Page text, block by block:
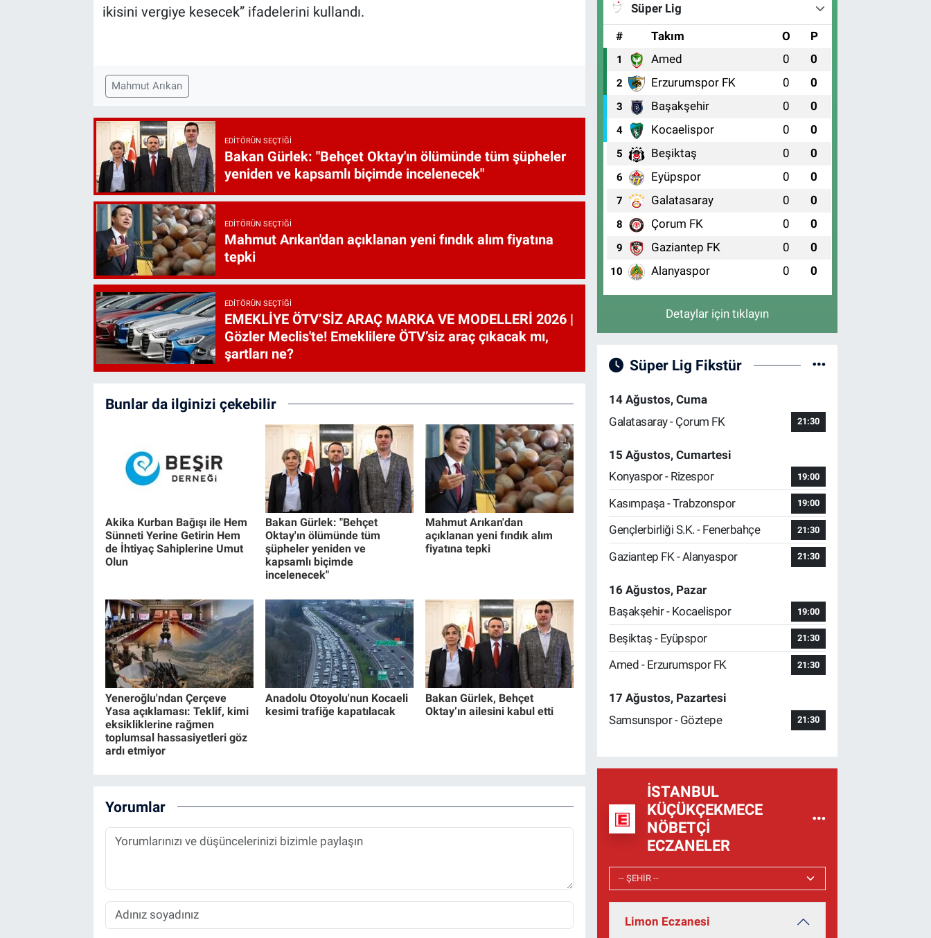
ikisini vergiye kesecek” ifadelerini kullandı.
Mahmut Arıkan
EDITÖRÜN SEÇTIĞI
Bakan Gürlek: "Behçet Oktay'ın ölümünde tüm şüpheler
yeniden ve kapsamlı biçimde incelenecek"
EDITÖRÜN SEÇTIĞI
Mahmut Arıkan'dan açıklanan yeni fındık alım fiyatına
tepki
EDITÖRÜN SEÇTIĞI
EMEKLİYE ÖTV’SİZ ARAÇ MARKA VE MODELLERİ 2026 |
Gözler Meclis'te! Emeklilere ÖTV’siz araç çıkacak mı,
şartları ne?
Bunlar da ilginizi çekebilir
Akika Kurban Bağışı ile Hem
Sünneti Yerine Getirin Hem
de İhtiyaç Sahiplerine Umut
Olun
Bakan Gürlek: "Behçet
Oktay'ın ölümünde tüm
şüpheler yeniden ve
kapsamlı biçimde
incelenecek"
Mahmut Arıkan'dan
açıklanan yeni fındık alım
fiyatına tepki
Yeneroğlu'ndan Çerçeve
Yasa açıklaması: Teklif, kimi
eksikliklerine rağmen
toplumsal hassasiyetleri göz
ardı etmiyor
Anadolu Otoyolu'nun Kocaeli
kesimi trafiğe kapatılacak
Bakan Gürlek, Behçet
Oktay’ın ailesini kabul etti
Yorumlar
Süper Lig
#
Takım O P
1 Amed 0 0
2 Erzurumspor FK 0 0
3 Başakşehir 0 0
4 Kocaelispor 0 0
5 Beşiktaş 0 0
6 Eyüpspor 0 0
7 Galatasaray 0 0
8 Çorum FK 0 0
9 Gaziantep FK 0 0
10 Alanyaspor 0 0
Detaylar için tıklayın
Süper Lig Fikstür
14 Ağustos, Cuma
Galatasaray - Çorum FK
21:30
15 Ağustos, Cumartesi
Konyaspor - Rizespor
19:00
Kasımpaşa - Trabzonspor 19:00
Gençlerbirliği S.K. - Fenerbahçe 21:30
Gaziantep FK - Alanyaspor 21:30
16 Ağustos, Pazar
Başakşehir - Kocaelispor
19:00
Beşiktaş - Eyüpspor 21:30
Amed - Erzurumspor FK 21:30
17 Ağustos, Pazartesi
Samsunspor - Göztepe
21:30
İSTANBUL
KÜÇÜKÇEKMECE
NÖBETÇI
ECZANELER
Limon Eczanesi